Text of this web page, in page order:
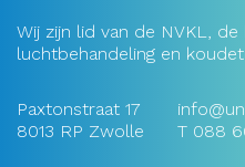
Wij zijn lid van de NVKL,
luchtbehandeling en
Paxtonstraat 17
8013 RP Zwolle
T 088